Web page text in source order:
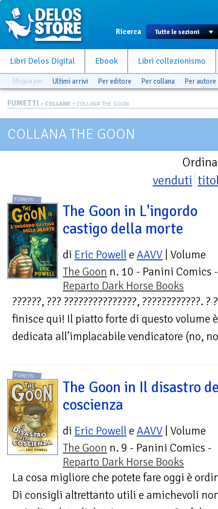
Ricerca
Libri Delos Digital Ebook Libri collezionismo
Sfoglia per Ultimi arrivi Per editore Per collana Per autore
FUMETTI > COLLANE > COLLANA THE GOON
COLLANA THE GOON
venduti
FUMETTI
The Goon in L'ingordo
castigo della morte
di Eric Powell e AAVV | Volume
The Goon n. 10 - Panini Comics -
Reparto Dark Horse Books
??????, ??? ???????????????, ????????????.
finisce qui! Il piatto forte di questo volume
dedicata all’implacabile vendicatore (no,
FUMETTI
The Goon in Il disastro
coscienza
di Eric Powell e AAVV | Volume
The Goon n. 9 - Panini Comics -
Reparto Dark Horse Books
La cosa migliore che potete fare oggi è
Di consigli altrettanto utili e amichevoli